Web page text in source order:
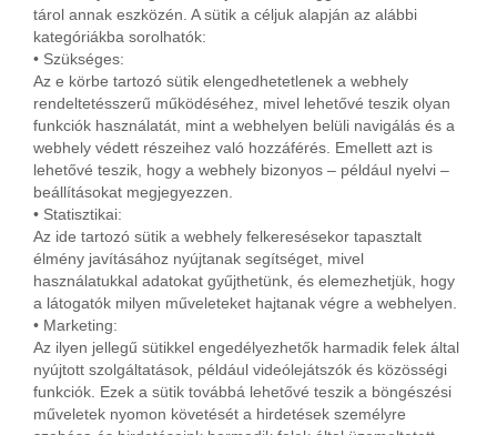
tárol annak eszközén. A sütik a céljuk alapján az alábbi
kategóriákba sorolhatók:
• Szükséges:
Az e körbe tartozó sütik elengedhetetlenek a webhely
rendeltetésszerű működéséhez, mivel lehetővé teszik olyan
funkciók használatát, mint a webhelyen belüli navigálás és a
webhely védett részeihez való hozzáférés. Emellett azt is
lehetővé teszik, hogy a webhely bizonyos – például nyelvi –
beállításokat megjegyezzen.
• Statisztikai:
Az ide tartozó sütik a webhely felkeresésekor tapasztalt
élmény javításához nyújtanak segítséget, mivel
használatukkal adatokat gyűjthetünk, és elemezhetjük, hogy
a látogatók milyen műveleteket hajtanak végre a webhelyen.
• Marketing:
Az ilyen jellegű sütikkel engedélyezhetők harmadik felek által
nyújtott szolgáltatások, például videólejátszók és közösségi
funkciók. Ezek a sütik továbbá lehetővé teszik a böngészési
műveletek nyomon követését a hirdetések személyre